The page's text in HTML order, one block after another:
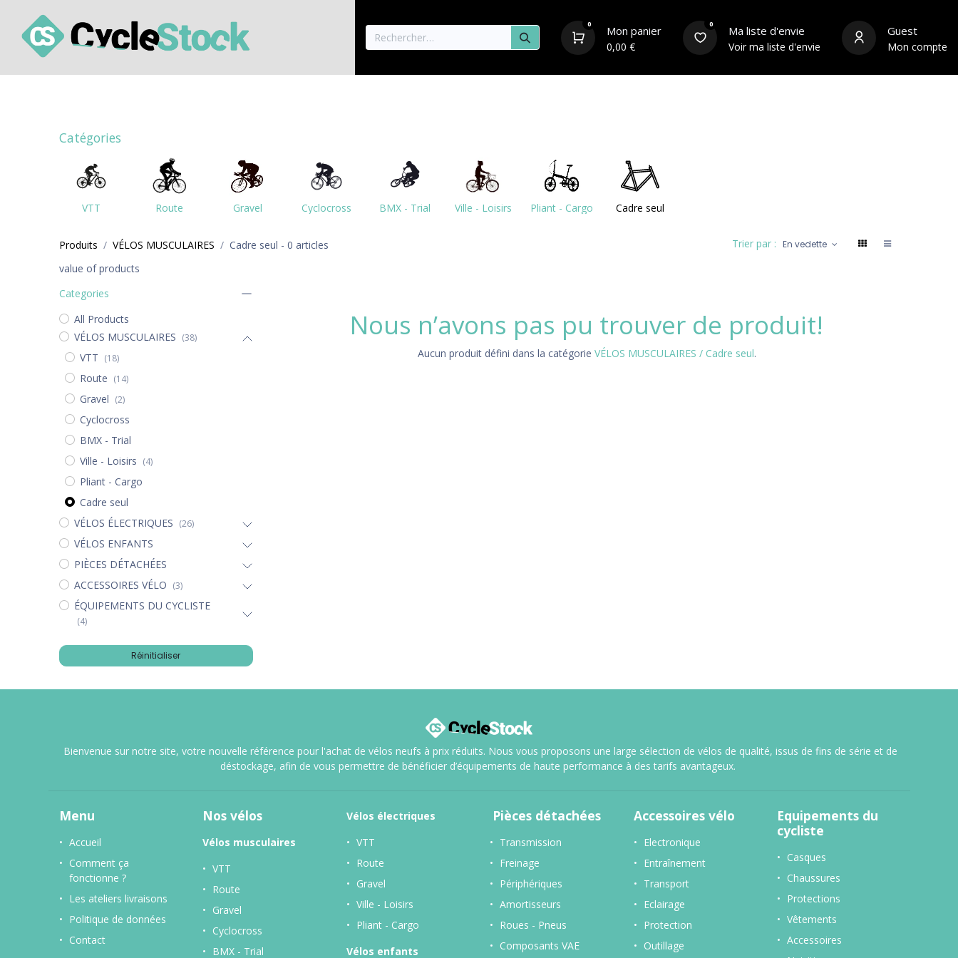
0 Mon panier
0,00 €
0 Ma liste d'envie
Voir ma liste d'envie
Guest
Mon compte
Catégories
VTT Route Gravel Cyclocross BMX - Trial Ville - Loisirs Pliant - Cargo Cadre seul
Produits VÉLOS MUSCULAIRES Cadre seul - 0 articles Trier par : En vedette
value of products
Categories
All Products
VÉLOS MUSCULAIRES (38)
VTT (18)
Route (14)
Gravel (2)
Cyclocross
BMX - Trial
Ville - Loisirs (4)
Pliant - Cargo
Cadre seul
VÉLOS ÉLECTRIQUES (26)
VÉLOS ENFANTS
PIÈCES DÉTACHÉES
ACCESSOIRES VÉLO (3)
ÉQUIPEMENTS DU CYCLISTE
(4)
Réinitialiser
Nous n’avons pas pu trouver de produit!
Aucun produit défini dans la catégorie VÉLOS MUSCULAIRES / Cadre seul.
Bienvenue sur notre site, votre nouvelle référence pour l'achat de vélos neufs à prix réduits. Nous vous proposons une large sélection de vélos de qualité, issus de fins de série et de
déstockage, afin de vous permettre de bénéficier d’équipements de haute performance à des tarifs avantageux.
Menu
Accueil
Comment ça
fonctionne ?
Les ateliers livraisons
Politique de données
Contact
Nos vélos
Vélos musculaires
VTT
Route
Gravel
Cyclocross
BMX - Trial
Vélos électriques
VTT
Route
Gravel
Ville - Loisirs
Pliant - Cargo
Vélos enfants
Pièces détachées
Transmission
Freinage
Périphériques
Amortisseurs
Roues - Pneus
Composants VAE
Accessoires vélo
Electronique
Entraînement
Transport
Eclairage
Protection
Outillage
Equipements du
cycliste
Casques
Chaussures
Protections
Vêtements
Accessoires